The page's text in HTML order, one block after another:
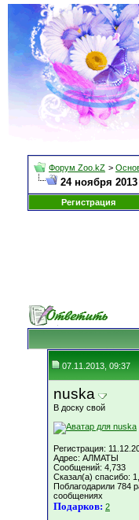
Форум Zoo.kZ >
24 ноября
Регистрация
07.11.2013, 09:37
nuska
В доску свой
Регистрация:
Адрес: АЛМАТЫ
Сообщений: 4,733
Сказал(а) спасибо:
Поблагодарили 784
сообщениях
Подарков: 2